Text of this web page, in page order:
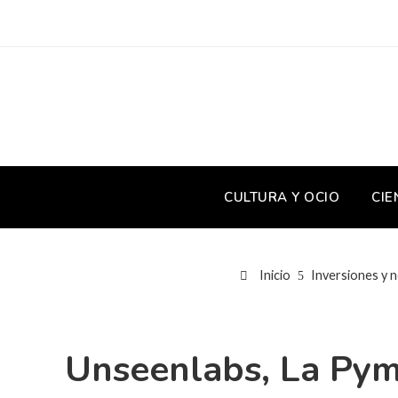
CULTURA Y OCIO
Inicio Inversiones y
Unseenlabs, La